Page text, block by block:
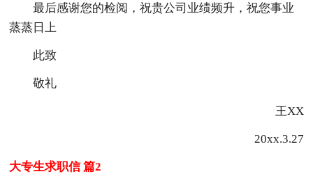
最后感谢您的检阅，祝贵公司业绩频升，祝您事业
蒸蒸日上
此致
敬礼
王XX
20xx.3.27
大专生求职信 篇2